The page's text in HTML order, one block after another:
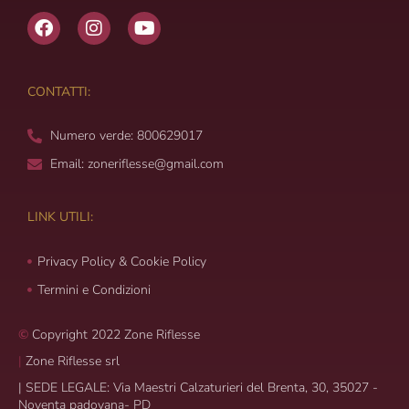
F
a
b
o
I
n
r
a
m
Y
o
e
CONTATTI:
Numero verde: 800629017
Email: zoneriflesse@gmail.com
LINK UTILI:
Privacy Policy & Cookie Policy
Termini e Condizioni
© Copyright 2022 Zone Riflesse
| Zone Riflesse srl
| SEDE LEGALE: Via Maestri Calzaturieri del Brenta, 30, 35027 -
Noventa padovana- PD